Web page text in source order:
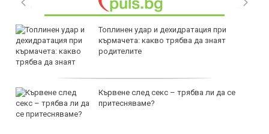
Топлинен удар и дехидратация при
кърмачета: какво трябва да знаят
родителите
Кървене след секс – трябва ли да се
притесняваме?